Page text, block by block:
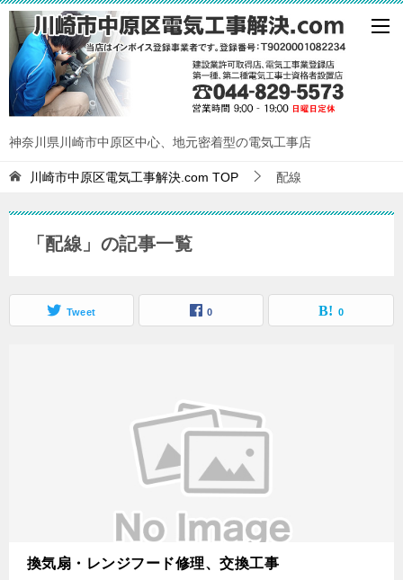
神奈川県川崎市中原区中心、地元密着型の電気工事店
川崎市中原区電気工事解決.com TOP 配線
「配線」の記事一覧
Tweet 0 0
換気扇・レンジフード修理、交換工事